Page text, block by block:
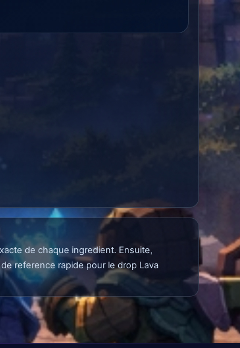
de chaque ingredient. Ensuite,
reference rapide pour le drop Lava